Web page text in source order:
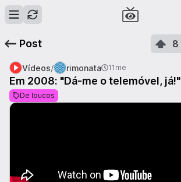
Post 8
Vídeos/ rimonata 11me
Em 2008: "Dá-me o telemóvel, já!"
De loucos